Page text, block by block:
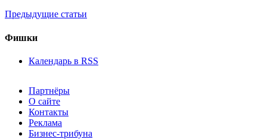
Предыдущие статьи
Фишки
Календарь в RSS
Партнёры
О сайте
Контакты
Реклама
Бизнес-трибуна